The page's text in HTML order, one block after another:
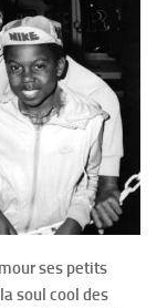
ses petits
soul cool des